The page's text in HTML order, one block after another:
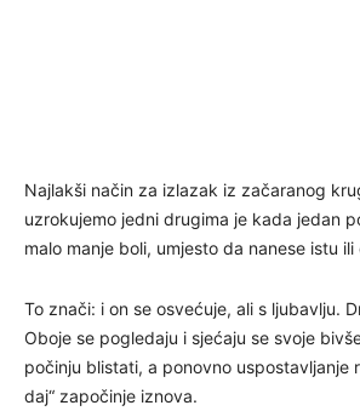
Najlakši način za izlazak iz začaranog
uzrokujemo jedni drugima je kada jedan
malo manje boli, umjesto da nanese istu
To znači: i on se osvećuje, ali s ljubavlju.
Oboje se pogledaju i sjećaju se svoje
počinju blistati, a ponovno uspostavljanje
daj“ započinje iznova.